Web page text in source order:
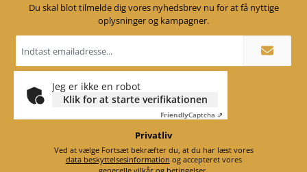
Du skal blot tilmelde dig vores nyhedsbrev nu for at få nyttige
oplysninger og kampagner.
adresse
*
Jeg er ikke en robot
Klik for at starte verifikationen
FriendlyCaptcha ⇗
Privatliv
Ved at vælge Fortsæt bekræfter du, at du har læst vores
data beskyttelsesinformation
og accepteret vores